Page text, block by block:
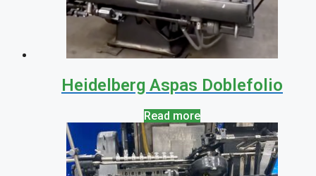
Heidelberg Aspas Doblefolio
Read more